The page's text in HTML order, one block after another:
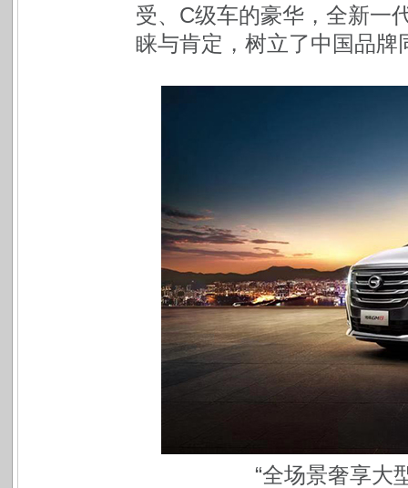
受、C级车的豪华，全新一
睐与肯定，树立了中国品
“全场景奢享大